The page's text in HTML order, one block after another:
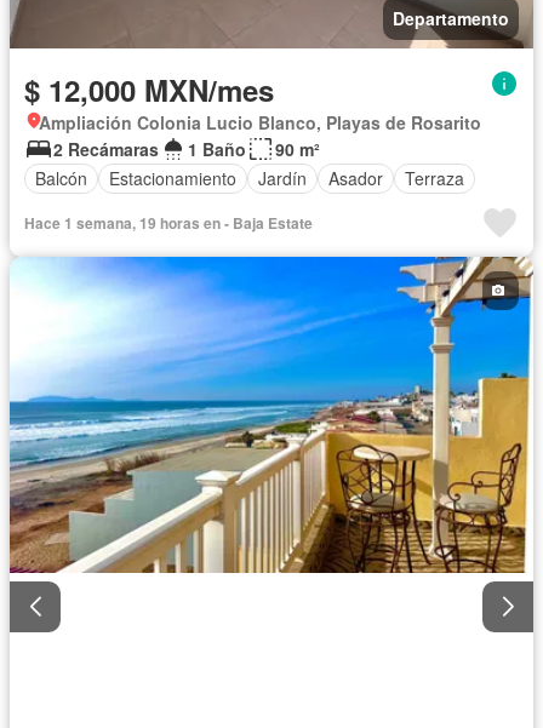
Departamento
$ 12,000 MXN/mes
Ampliación Colonia Lucio Blanco, Playas de Rosarito
2 Recámaras
1 Baño
90 m²
Balcón
Estacionamiento Jardín Asador Terraza
Hace 1 semana, 19 horas en - Baja Estate